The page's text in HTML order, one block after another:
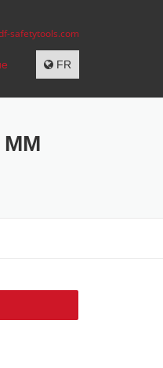
safetytools.com
FR